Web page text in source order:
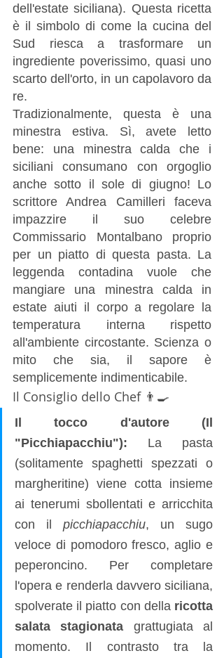
dell'estate siciliana). Questa ricetta
è il simbolo di come la cucina del
Sud riesca a trasformare un
ingrediente poverissimo, quasi uno
scarto dell'orto, in un capolavoro da
re.
Tradizionalmente, questa è una
minestra estiva. Sì, avete letto
bene: una minestra calda che i
siciliani consumano con orgoglio
anche sotto il sole di giugno! Lo
scrittore Andrea Camilleri faceva
impazzire il suo celebre
Commissario Montalbano proprio
per un piatto di questa pasta. La
leggenda contadina vuole che
mangiare una minestra calda in
estate aiuti il corpo a regolare la
temperatura interna rispetto
all'ambiente circostante. Scienza o
mito che sia, il sapore è
semplicemente indimenticabile.
Il Consiglio dello Chef 👨‍🍳
Il tocco d'autore (Il
"Picchiapacchiu"): La pasta
(solitamente spaghetti spezzati o
margheritine) viene cotta insieme
ai tenerumi sbollentati e arricchita
con il picchiapacchiu, un sugo
veloce di pomodoro fresco, aglio e
peperoncino. Per completare
l'opera e renderla davvero siciliana,
spolverate il piatto con della ricotta
salata stagionata grattugiata al
momento. Il contrasto tra la